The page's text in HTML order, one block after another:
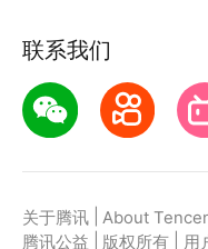
联系我们
关于腾讯 About
腾讯公益
版权所有 用